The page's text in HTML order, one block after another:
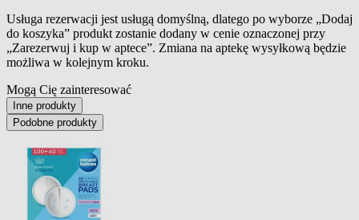
Usługa rezerwacji jest usługą domyślną, dlatego po wyborze „Dodaj
do koszyka” produkt zostanie dodany w cenie oznaczonej przy
„Zarezerwuj i kup w aptece”. Zmiana na aptekę wysyłkową będzie
możliwa w kolejnym kroku.
Mogą Cię zainteresować
Inne produkty
Podobne produkty